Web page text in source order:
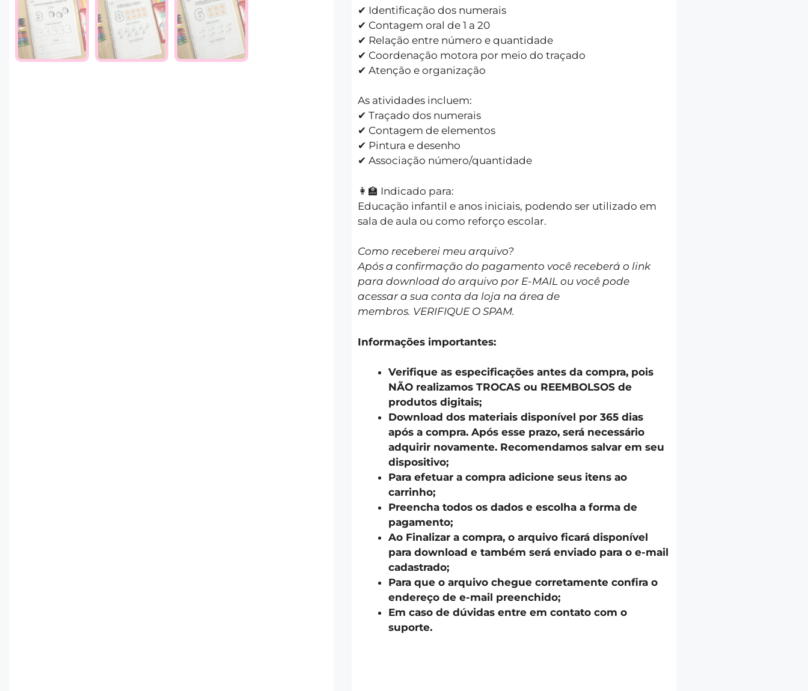
✔ Identificação dos numerais
✔ Contagem oral de 1 a 20
✔ Relação entre número e quantidade
✔ Coordenação motora por meio do traçado
✔ Atenção e organização
As atividades incluem:
✔ Traçado dos numerais
✔ Contagem de elementos
✔ Pintura e desenho
✔ Associação número/quantidade
👩‍🏫 Indicado para:
Educação infantil e anos iniciais, podendo ser utilizado em
sala de aula ou como reforço escolar.
Como receberei meu arquivo?
Após a confirmação do pagamento você receberá o link
para download do arquivo por E-MAIL ou você pode
acessar a sua conta da loja na área de
membros. VERIFIQUE O SPAM.
Informações importantes:
Verifique as especificações antes da compra, pois
NÃO realizamos TROCAS ou REEMBOLSOS de
produtos digitais;
Download dos materiais disponível por 365 dias
após a compra. Após esse prazo, será necessário
adquirir novamente. Recomendamos salvar em seu
dispositivo;
Para efetuar a compra adicione seus itens ao
carrinho;
Preencha todos os dados e escolha a forma de
pagamento;
Ao Finalizar a compra, o arquivo ficará disponível
para download e também será enviado para o e-mail
cadastrado;
Para que o arquivo chegue corretamente confira o
endereço de e-mail preenchido;
Em caso de dúvidas entre em contato com o
suporte.